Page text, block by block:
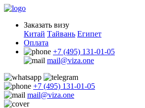
Заказать визу
Китай Тайвань Египет
Оплата
+7 (495) 131-01-05
mail@viza.one
+7 (495) 131-01-05
mail@viza.one